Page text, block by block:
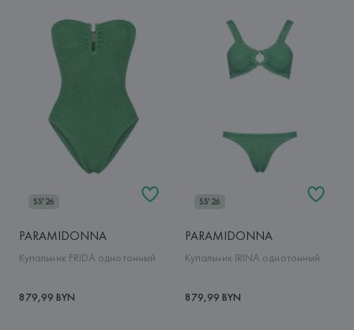
SS'26
PARAMIDONNA
Купальник FRIDA однотонный
879,99 BYN
SS'26
PARAMIDONNA
Купальник IRINA однотонный
879,99 BYN